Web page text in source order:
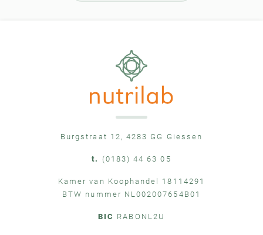
Burgstraat 12, 4283 GG Giessen
t. (0183) 44 63 05
Kamer van Koophandel 18114291
BTW nummer NL002007654B01
BIC RABONL2U